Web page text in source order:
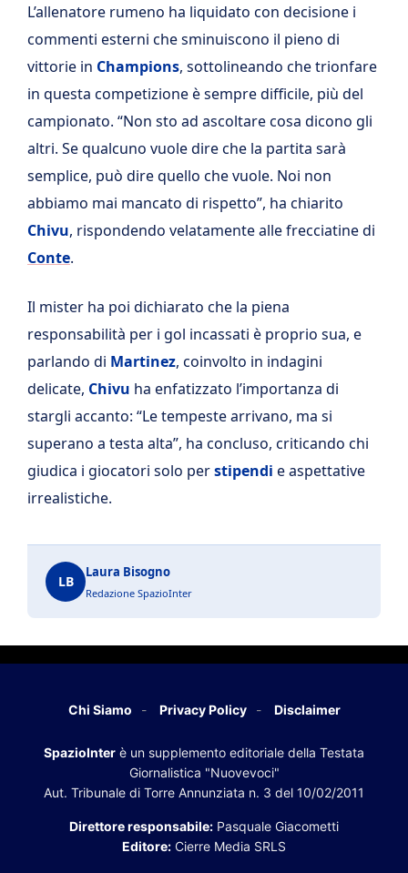
L’allenatore rumeno ha liquidato con decisione i
commenti esterni che sminuiscono il pieno di
vittorie in Champions, sottolineando che trionfare
in questa competizione è sempre difficile, più del
campionato. “Non sto ad ascoltare cosa dicono gli
altri. Se qualcuno vuole dire che la partita sarà
semplice, può dire quello che vuole. Noi non
abbiamo mai mancato di rispetto”, ha chiarito
Chivu, rispondendo velatamente alle frecciatine di
Conte.
Il mister ha poi dichiarato che la piena
responsabilità per i gol incassati è proprio sua, e
parlando di Martinez, coinvolto in indagini
delicate, Chivu ha enfatizzato l’importanza di
stargli accanto: “Le tempeste arrivano, ma si
superano a testa alta”, ha concluso, criticando chi
giudica i giocatori solo perstipendi e aspettative
irrealistiche.
LB
Laura Bisogno
Redazione SpazioInter
Chi Siamo Privacy Policy Disclaimer
SpazioInter è un supplemento editoriale della Testata
Giornalistica "Nuovevoci"
Aut. Tribunale di Torre Annunziata n. 3 del 10/02/2011
Direttore responsabile: Pasquale Giacometti
Editore: Cierre Media SRLS